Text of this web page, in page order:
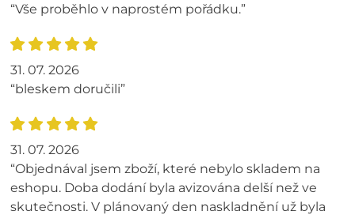
“Vše proběhlo v naprostém pořádku.”
31. 07. 2026
“bleskem doručili”
31. 07. 2026
“Objednával jsem zboží, které nebylo skladem na
eshopu. Doba dodání byla avizována delší než ve
skutečnosti. V plánovaný den naskladnění už byla